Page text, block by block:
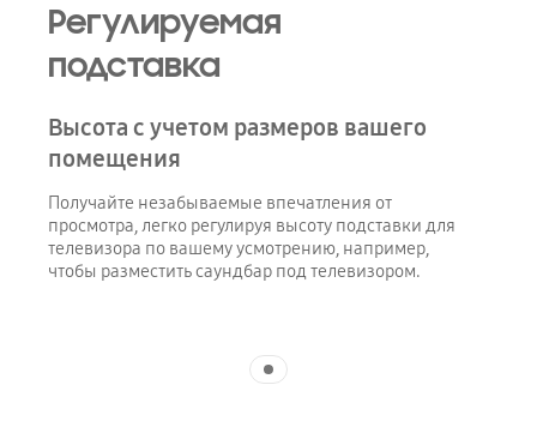
Регулируемая
подставка
Высота с учетом размеров вашего
помещения
Получайте незабываемые впечатления от
просмотра, легко регулируя высоту подставки для
телевизора по вашему усмотрению, например,
чтобы разместить саундбар под телевизором.